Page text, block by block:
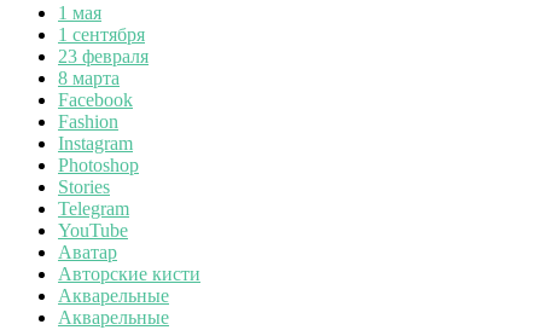
1 мая
1 сентября
23 февраля
8 марта
Facebook
Fashion
Instagram
Photoshop
Stories
Telegram
YouTube
Аватар
Авторские кисти
Акварельные
Акварельные